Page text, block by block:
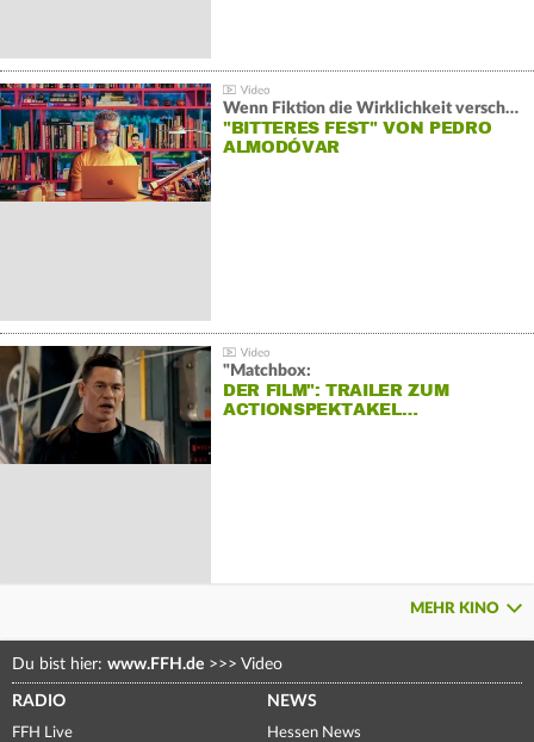
Wenn Fiktion die Wirklichkeit verschiebt:
"BITTERES FEST" VON PEDRO
ALMODÓVAR
"Matchbox:
DER FILM": TRAILER ZUM
ACTIONSPEKTAKEL…
MEHR KINO
Du bist hier: www.FFH.de >>> Video
RADIO
FFH Live
NEWS
Hessen News